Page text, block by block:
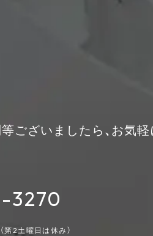
ございましたら、お気
3270
（第2土曜日は休み）